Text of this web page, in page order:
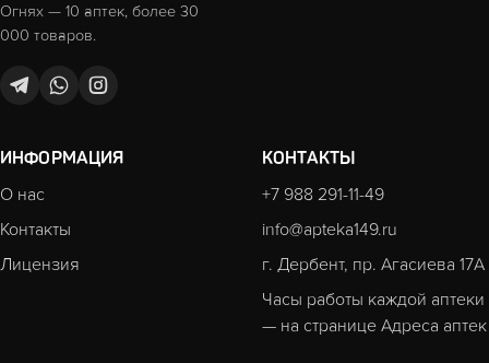
Огнях — 10 аптек, более 30
000 товаров.
ИНФОРМАЦИЯ
О нас
Контакты
Лицензия
КОНТАКТЫ
+7 988 291-11-49
info@apteka149.ru
г. Дербент, пр. Агасиева 17А
Часы работы каждой аптеки
— на странице Адреса аптек